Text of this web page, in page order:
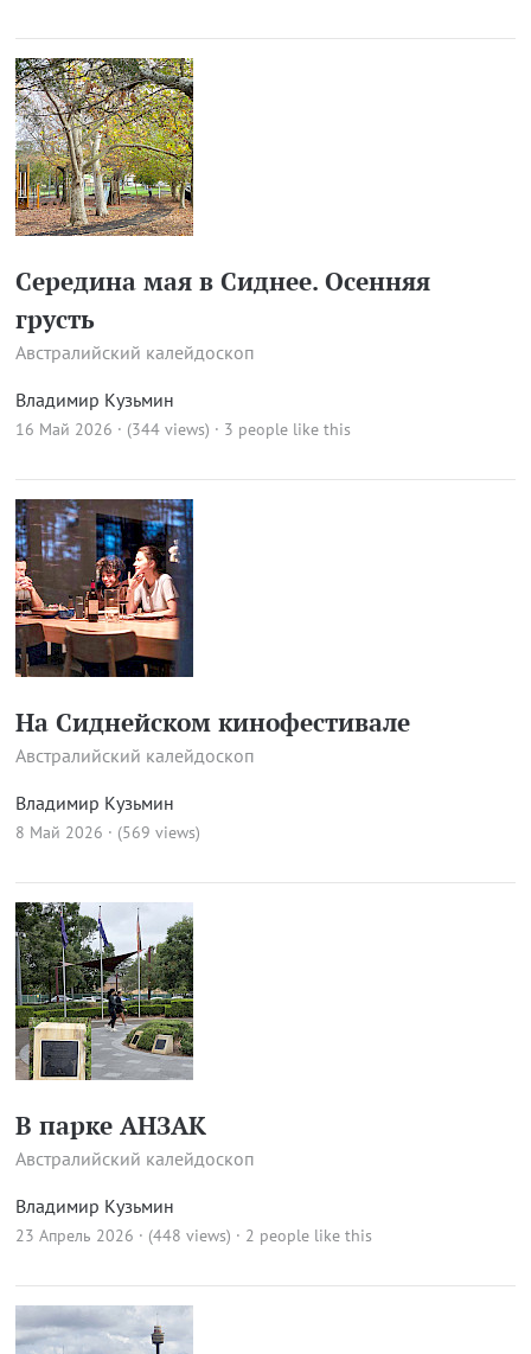
Середина мая в Сиднее. Осенняя
грусть
Австралийский калейдоскоп
Владимир Кузьмин
16 Май 2026 · (344 views) · 3 people like this
На Сиднейском кинофестивале
Австралийский калейдоскоп
Владимир Кузьмин
8 Май 2026 · (569 views)
В парке АНЗАК
Австралийский калейдоскоп
Владимир Кузьмин
23 Апрель 2026 · (448 views) · 2 people like this